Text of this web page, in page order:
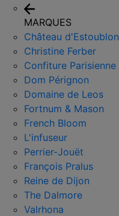
MARQUES
Château d'Estoublon
Christine Ferber
Confiture Parisienne
Dom Pérignon
Domaine de Leos
Fortnum & Mason
French Bloom
L'infuseur
Perrier-Jouët
François Pralus
Reine de Dijon
The Dalmore
Valrhona